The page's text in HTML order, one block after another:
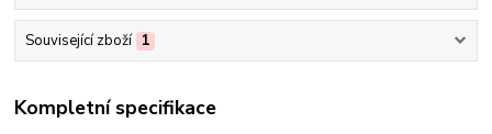
Související zboží 1
Kompletní specifikace